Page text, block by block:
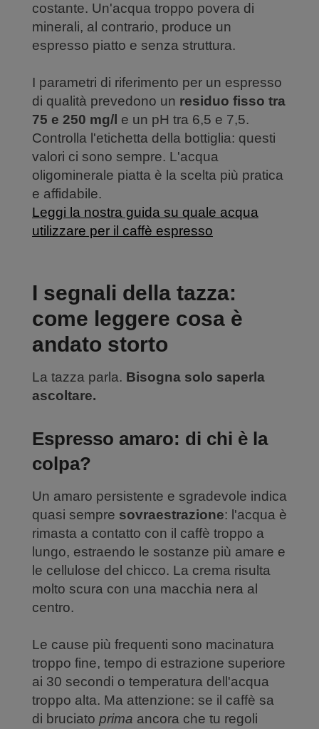
costante. Un'acqua troppo povera di
minerali, al contrario, produce un
espresso piatto e senza struttura.
I parametri di riferimento per un espresso
di qualità prevedono un residuo fisso tra
75 e 250 mg/l e un pH tra 6,5 e 7,5.
Controlla l'etichetta della bottiglia: questi
valori ci sono sempre. L'acqua
oligominerale piatta è la scelta più pratica
e affidabile.
Leggi la nostra guida su quale acqua
utilizzare per il caffè espresso
I segnali della tazza:
come leggere cosa è
andato storto
La tazza parla. Bisogna solo saperla
ascoltare.
Espresso amaro: di chi è la
colpa?
Un amaro persistente e sgradevole indica
quasi sempre sovraestrazione: l'acqua è
rimasta a contatto con il caffè troppo a
lungo, estraendo le sostanze più amare e
le cellulose del chicco. La crema risulta
molto scura con una macchia nera al
centro.
Le cause più frequenti sono macinatura
troppo fine, tempo di estrazione superiore
ai 30 secondi o temperatura dell'acqua
troppo alta. Ma attenzione: se il caffè sa
di bruciato prima ancora che tu regoli